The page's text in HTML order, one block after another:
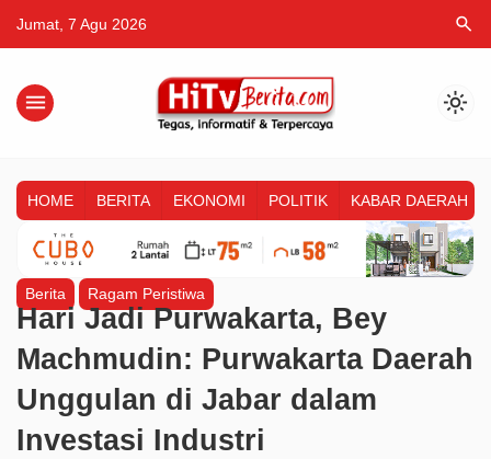
Jumat, 7 Agu 2026 search
menu light_mode
HOME BERITA EKONOMI POLITIK KABAR DAERAH
Berita Ragam Peristiwa
Hari Jadi Purwakarta, Bey
Machmudin: Purwakarta Daerah
Unggulan di Jabar dalam
Investasi Industri